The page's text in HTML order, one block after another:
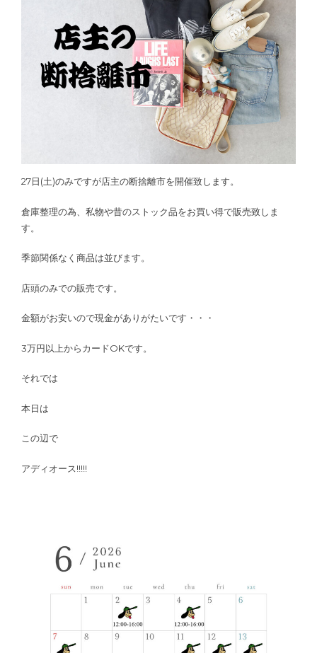
27日(土)のみですが店主の断捨離市を開催致します。
倉庫整理の為、私物や昔のストック品をお買い得で販売致しま
す。
季節関係なく商品は並びます。
店頭のみでの販売です。
金額がお安いので現金がありがたいです・・・
3万円以上からカードOKです。
それでは
本日は
この辺で
アディオース!!!!!